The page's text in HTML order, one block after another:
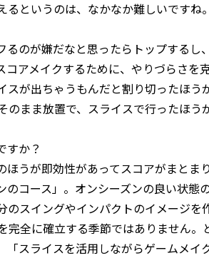
というのは、なかなか難しいですね
のが嫌だなと思ったらトップするし
コアメイクするために、やりづらさを
スが出ちゃうもんだと割り切ったほう
のまま放置で、スライスで行ったほう
すか？
うが即効性があってスコアがまとま
のコース」。オンシーズンの良い状態
のスイングやインパクトのイメージを
完全に確立する季節ではありません
「スライスを活用しながらゲームメイ